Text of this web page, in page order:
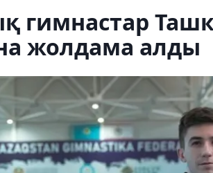
гимнастар
жолдама алды